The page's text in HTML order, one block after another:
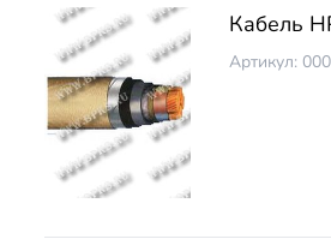
Кабель
Артикул: